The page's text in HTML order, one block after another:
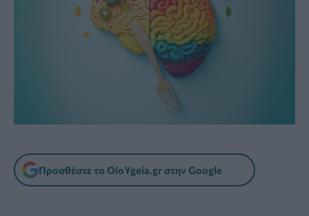
Προσθέστε το OloYgeia.gr στην Google